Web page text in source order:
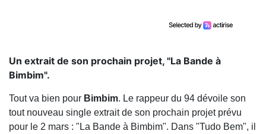
Un extrait de son prochain projet, "La Bande à
Bimbim".
Tout va bien pour Bimbim. Le rappeur du 94 dévoile son
tout nouveau single extrait de son prochain projet prévu
pour le 2 mars : "La Bande à Bimbim". Dans "Tudo Bem", il